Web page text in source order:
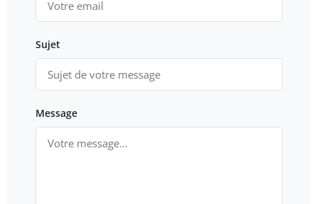
Sujet
Message